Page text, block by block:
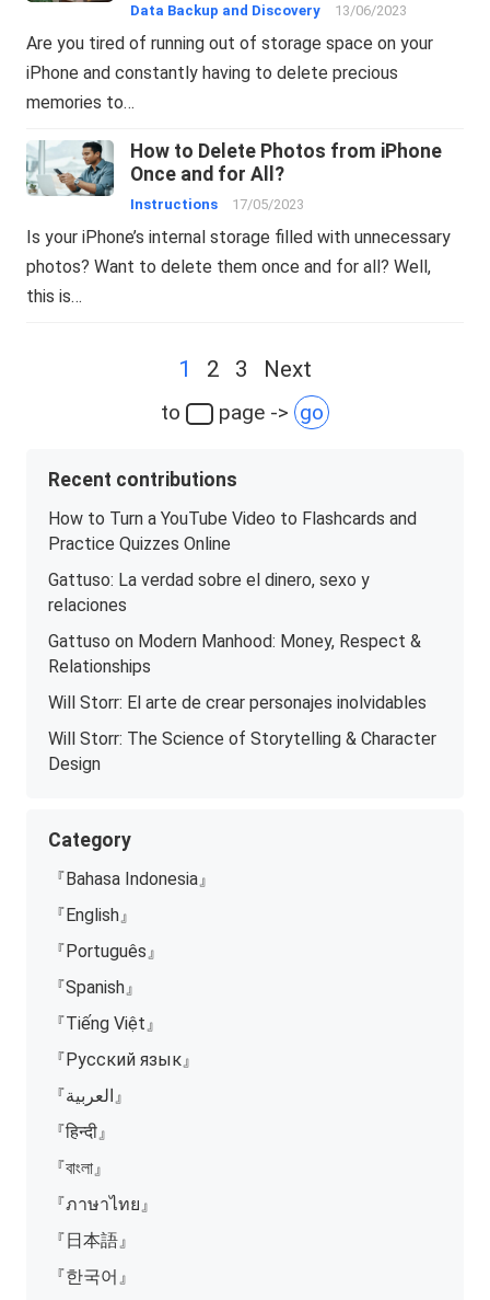
Data Backup and Discovery 13/06/2023
Are you tired of running out of storage space on your
iPhone and constantly having to delete precious
memories to…
How to Delete Photos from iPhone
Once and for All?
Instructions 17/05/2023
Is your iPhone’s internal storage filled with unnecessary
photos? Want to delete them once and for all? Well,
this is…
1 2 3 Next
to page -> go
Recent contributions
How to Turn a YouTube Video to Flashcards and
Practice Quizzes Online
Gattuso: La verdad sobre el dinero, sexo y
relaciones
Gattuso on Modern Manhood: Money, Respect &
Relationships
Will Storr: El arte de crear personajes inolvidables
Will Storr: The Science of Storytelling & Character
Design
Category
『Bahasa Indonesia』
『English』
『Português』
『Spanish』
『Tiếng Việt』
『Русский язык』
『العربية』
『हिन्दी』
『বাংলা』
『ภาษาไทย』
『日本語』
『한국어』